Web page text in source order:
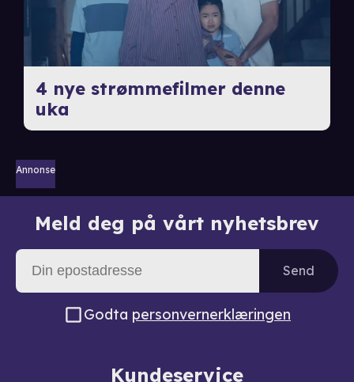
4 nye strømmefilmer denne
uka
Annonse
Meld deg på vårt nyhetsbrev
Send
Godta personvernerklæringen
Kundeservice